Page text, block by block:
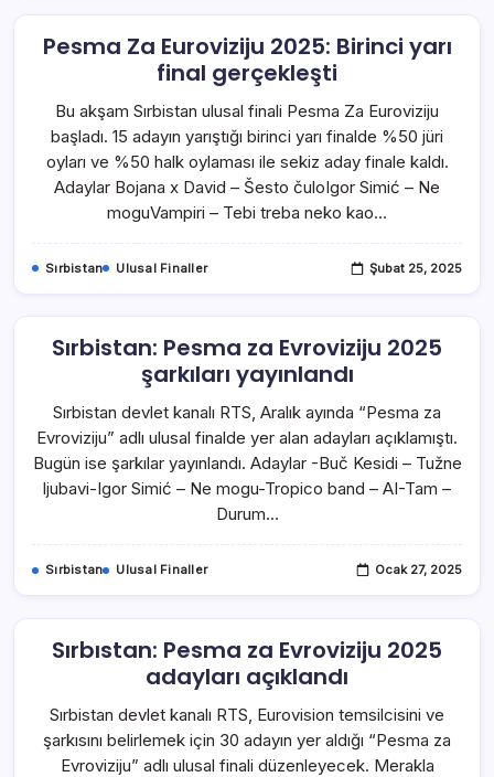
Pesma Za Euroviziju 2025: Birinci yarı
final gerçekleşti
Bu akşam Sırbistan ulusal finali Pesma Za Euroviziju
başladı. 15 adayın yarıştığı birinci yarı finalde %50 jüri
oyları ve %50 halk oylaması ile sekiz aday finale kaldı.
Adaylar Bojana x David – Šesto čuloIgor Simić – Ne
moguVampiri – Tebi treba neko kao…
Sırbistan Ulusal Finaller Şubat 25, 2025
Sırbistan: Pesma za Evroviziju 2025
şarkıları yayınlandı
Sırbistan devlet kanalı RTS, Aralık ayında “Pesma za
Evroviziju” adlı ulusal finalde yer alan adayları açıklamıştı.
Bugün ise şarkılar yayınlandı. Adaylar -Buč Kesidi – Tužne
ljubavi-Igor Simić – Ne mogu-Tropico band – AI-Tam –
Durum…
Sırbistan Ulusal Finaller Ocak 27, 2025
Sırbıstan: Pesma za Evroviziju 2025
adayları açıklandı
Sırbistan devlet kanalı RTS, Eurovision temsilcisini ve
şarkısını belirlemek için 30 adayın yer aldığı “Pesma za
Evroviziju” adlı ulusal finali düzenleyecek. Merakla